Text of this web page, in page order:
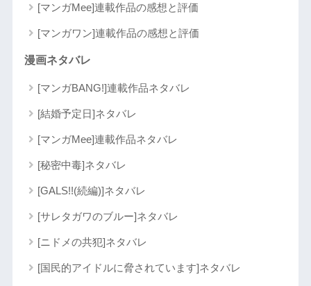
[マンガMee]連載作品の感想と評価
[マンガワン]連載作品の感想と評価
漫画ネタバレ
[マンガBANG!]連載作品ネタバレ
[結婚予定日]ネタバレ
[マンガMee]連載作品ネタバレ
[秘密中毒]ネタバレ
[GALS!!(続編)]ネタバレ
[サレタガワのブルー]ネタバレ
[ニドメの共犯]ネタバレ
[国民的アイドルに脅されています]ネタバレ